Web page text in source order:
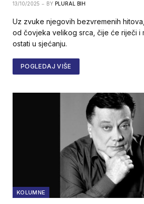
13/10/2025 BY PLURAL BIH
Uz zvuke njegovih bezvremenih
od čovjeka velikog srca, čije će riječi i
ostati u sjećanju.
POGLEDAJ VIŠE
KOLUMNE